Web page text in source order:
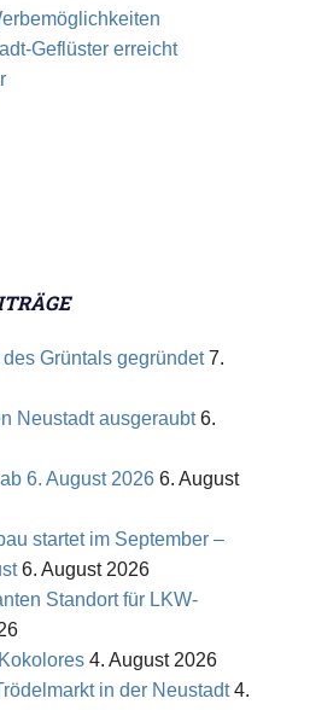
Geflüster erreicht
Grüntals gegründet 7.
Neustadt ausgeraubt 6.
6. August 2026 6. August
startet im September –
6. August 2026
Standort für LKW-
4. August 2026
in der Neustadt 4.